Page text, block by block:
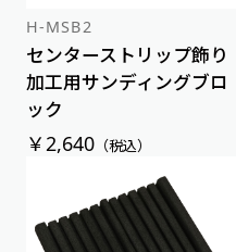
H-MSB2
センターストリップ飾り
加工用サンディングブロ
ック
￥2,640（税込）